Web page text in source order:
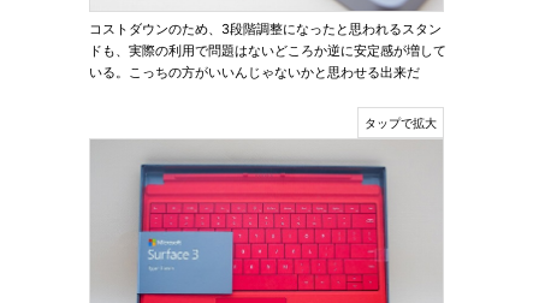
コストダウンのため、3段階調整になったと思われるスタン
ドも、実際の利用で問題はないどころか逆に安定感が増して
いる。こっちの方がいいんじゃないかと思わせる出来だ